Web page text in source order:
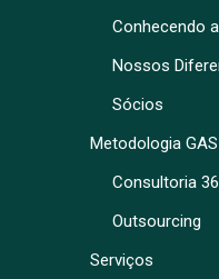
Conhecendo
Nossos
Sócios
Metodologia GAS
Consultoria
Outsourcing
Serviços